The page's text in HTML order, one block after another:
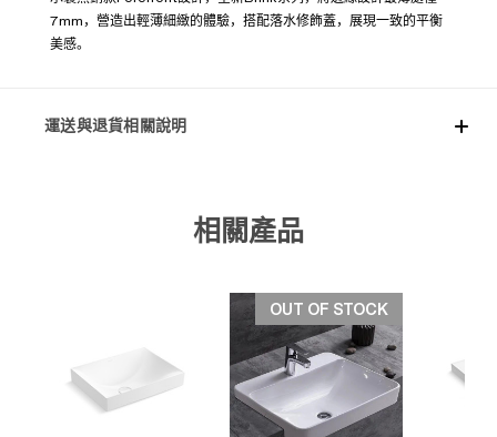
7mm，營造出輕薄細緻的體驗，搭配落水修飾蓋，展現一致的平衡
美感。
運送與退貨相關說明
相關產品
OUT OF STOCK